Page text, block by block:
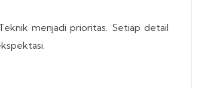
menjadi prioritas. Setiap detail